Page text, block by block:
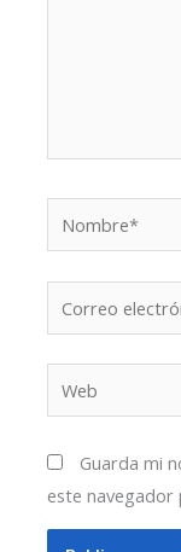
Nombre*
electrónico*
Guarda mi
este navegador